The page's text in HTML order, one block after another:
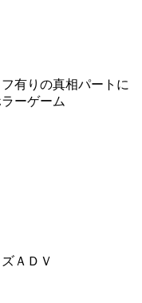
有りの真相パートに
ーゲーム
ＡＤＶ